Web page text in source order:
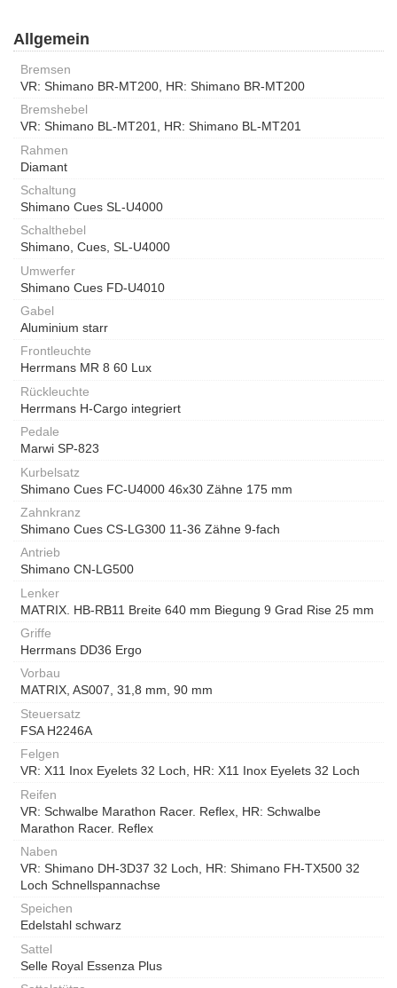
Allgemein
Bremsen
VR: Shimano BR-MT200, HR: Shimano BR-MT200
Bremshebel
VR: Shimano BL-MT201, HR: Shimano BL-MT201
Rahmen
Diamant
Schaltung
Shimano Cues SL-U4000
Schalthebel
Shimano, Cues, SL-U4000
Umwerfer
Shimano Cues FD-U4010
Gabel
Aluminium starr
Frontleuchte
Herrmans MR 8 60 Lux
Rückleuchte
Herrmans H-Cargo integriert
Pedale
Marwi SP-823
Kurbelsatz
Shimano Cues FC-U4000 46x30 Zähne 175 mm
Zahnkranz
Shimano Cues CS-LG300 11-36 Zähne 9-fach
Antrieb
Shimano CN-LG500
Lenker
MATRIX. HB-RB11 Breite 640 mm Biegung 9 Grad Rise 25 mm
Griffe
Herrmans DD36 Ergo
Vorbau
MATRIX, AS007, 31,8 mm, 90 mm
Steuersatz
FSA H2246A
Felgen
VR: X11 Inox Eyelets 32 Loch, HR: X11 Inox Eyelets 32 Loch
Reifen
VR: Schwalbe Marathon Racer. Reflex, HR: Schwalbe
Marathon Racer. Reflex
Naben
VR: Shimano DH-3D37 32 Loch, HR: Shimano FH-TX500 32
Loch Schnellspannachse
Speichen
Edelstahl schwarz
Sattel
Selle Royal Essenza Plus